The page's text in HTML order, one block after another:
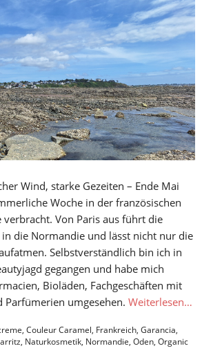
Wind, starke Gezeiten – Ende Mai
Woche in der französischen
verbracht. Von Paris aus führt die
die Normandie und lässt nicht nur die
Selbstverständlich bin ich in
gegangen und habe mich
Bioläden, Fachgeschäften mit
Parfümerien umgesehen. Weiterlesen…
, Couleur Caramel, Frankreich, Garancia,
, Naturkosmetik, Normandie, Oden, Organic